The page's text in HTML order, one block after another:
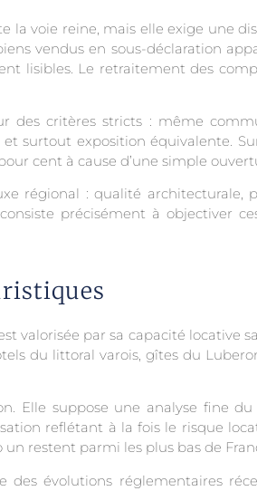
voie reine, mais elle exige une
vendus en sous-déclaration
lisibles. Le retraitement des
des critères stricts : même
surtout exposition équivalente.
cent à cause d’une simple
régional : qualité architecturale,
précisément à objectiver
valorisée par sa capacité locative
du littoral varois, gîtes du
Elle suppose une analyse fine
reflétant à la fois le risque
restent parmi les plus bas de
évolutions réglementaires